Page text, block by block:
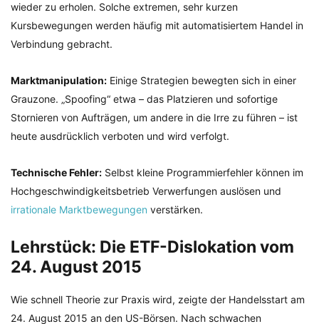
wieder zu erholen. Solche extremen, sehr kurzen
Kursbewegungen werden häufig mit automatisiertem Handel in
Verbindung gebracht.
Marktmanipulation: Einige Strategien bewegten sich in einer
Grauzone. „Spoofing“ etwa – das Platzieren und sofortige
Stornieren von Aufträgen, um andere in die Irre zu führen – ist
heute ausdrücklich verboten und wird verfolgt.
Technische Fehler: Selbst kleine Programmierfehler können im
Hochgeschwindigkeitsbetrieb Verwerfungen auslösen und
irrationale Marktbewegungen verstärken.
Lehrstück: Die ETF-Dislokation vom
24. August 2015
Wie schnell Theorie zur Praxis wird, zeigte der Handelsstart am
24. August 2015 an den US-Börsen. Nach schwachen